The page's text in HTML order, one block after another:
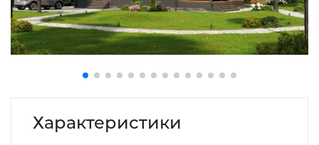
Характеристики